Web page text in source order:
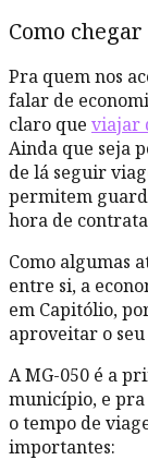
Como
Pra quem nos
falar de
claro que viajar
Ainda que seja
de lá seguir
permitem
hora de
Como algumas
entre si, a
em Capitólio,
aproveitar o
A MG-050 é a
município, e
o tempo de
importantes: